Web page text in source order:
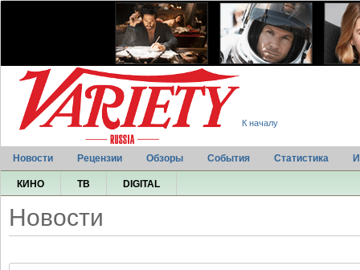
К началу
Новости Рецензии Обзоры События Статистика
КИНО ТВ DIGITAL
Новости